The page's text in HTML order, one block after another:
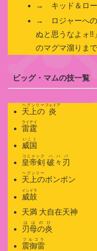
→ キッド＆ロー
→ ロジャーへの
ぬと思うなよォ!!
のマグマ溜りま
ビッグ・マムの技一覧
天上の
ヘブンリー
炎
フォイア
雷霆
ライテイ
威国
いこく
皇帝剣
コニャック
破々刃
ハハバ
天上の
ヘブンリー
ボンボン
威鼓
インドラ
天満 大自在天神
刃母の炎
ははのひ
震御雷
フルゴラ